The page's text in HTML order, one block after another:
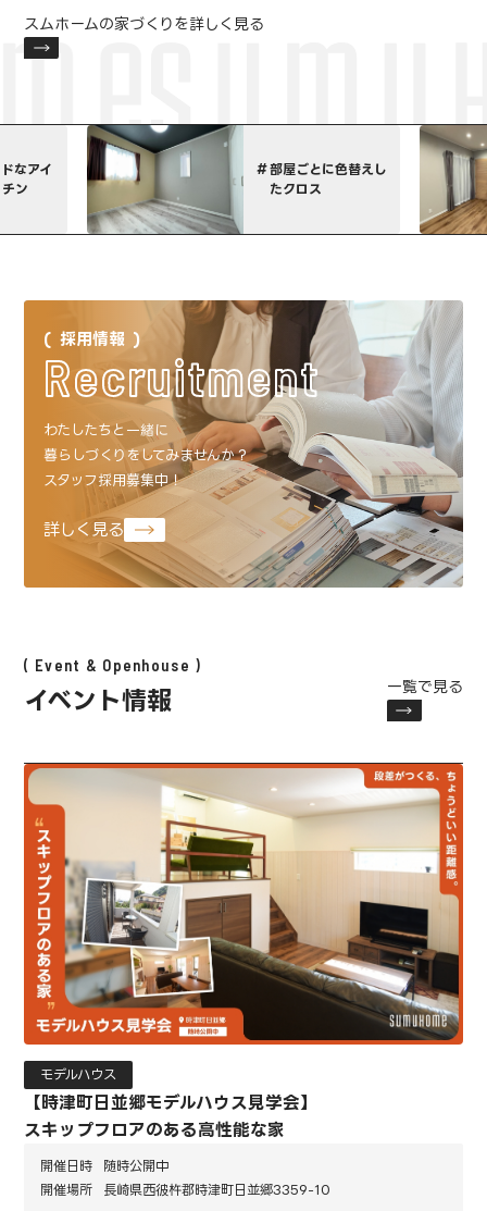
スムホームの家づくりを詳しく見る
とに色替えし
ス
特注家具でコーディ
ネート
採用情報
Recruitment
わたしたちと一緒に
暮らしづくりをしてみませんか？
スタッフ採用募集中！
詳しく見る
Event & Openhouse
イベント情報
一覧で見る
モデルハウス
【時津町日並郷モデルハウス見学会】
スキップフロアのある高性能な家
開催日時
随時公開中
開催場所
長崎県西彼杵郡時津町日並郷3359-10